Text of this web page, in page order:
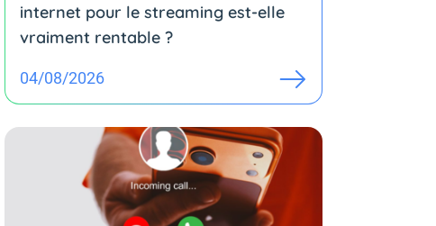
internet pour le streaming est-elle
vraiment rentable ?
04/08/2026